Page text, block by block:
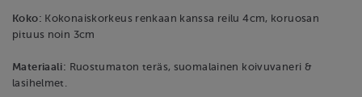
Koko: Kokonaiskorkeus renkaan kanssa reilu 4cm, koruosan
pituus noin 3cm
Materiaali: Ruostumaton teräs, suomalainen koivuvaneri &
lasihelmet.